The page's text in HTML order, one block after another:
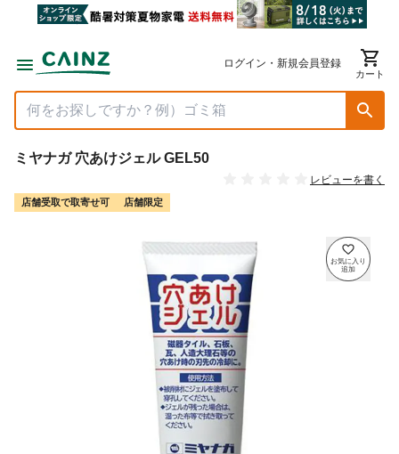
ログイン・新規会員登録
カート
ミヤナガ 穴あけジェル GEL50
レビューを書く
店舗受取で取寄せ可 店舗限定